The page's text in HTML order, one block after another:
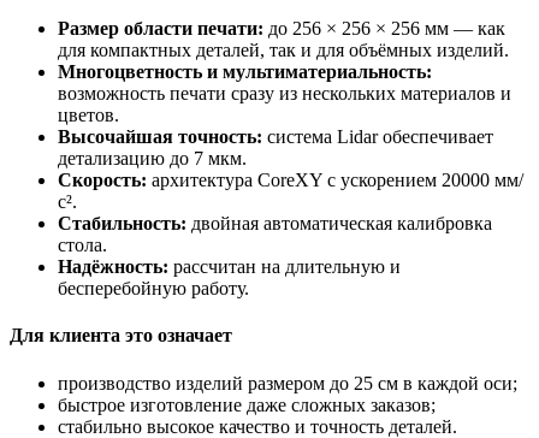
Размер области печати: до 256 × 256 × 256 мм — как
для компактных деталей, так и для объёмных изделий.
Многоцветность и мультиматериальность:
возможность печати сразу из нескольких материалов и
цветов.
Высочайшая точность: система Lidar обеспечивает
детализацию до 7 мкм.
Скорость: архитектура CoreXY с ускорением 20000 мм/
с².
Стабильность: двойная автоматическая калибровка
стола.
Надёжность: рассчитан на длительную и
бесперебойную работу.
Для клиента это означает
производство изделий размером до 25 см в каждой оси;
быстрое изготовление даже сложных заказов;
стабильно высокое качество и точность деталей.